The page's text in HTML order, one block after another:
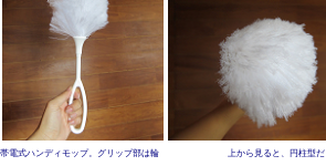
帯電式ハンディモップ。グリップ部は輪 上から見ると、円柱型だ